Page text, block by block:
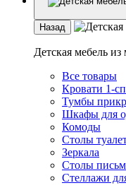
Назад
Детская мебель из
Все товары
Кровати 1-
Тумбы
Шкафы для
Комоды
Столы
Зеркала
Столы
Стеллажи